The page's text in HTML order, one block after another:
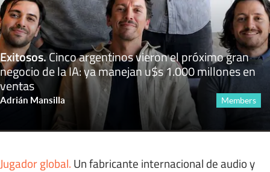
Exitosos.Cinco argentinos vieron el próximo gran
negocio de la IA: ya manejan u$s 1.000 millones en
ventas
Adrián Mansilla Members
Jugador global. Un fabricante internacional de audio y